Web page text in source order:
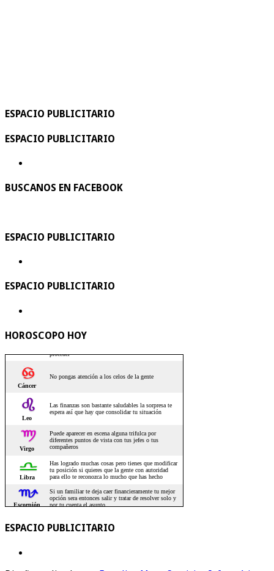
ESPACIO PUBLICITARIO
ESPACIO PUBLICITARIO
BUSCANOS EN FACEBOOK
ESPACIO PUBLICITARIO
ESPACIO PUBLICITARIO
HOROSCOPO HOY
ESPACIO PUBLICITARIO